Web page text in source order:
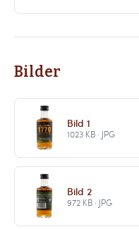
Bilder
Bild 1
1023 KB · JPG
Bild 2
972 KB · JPG